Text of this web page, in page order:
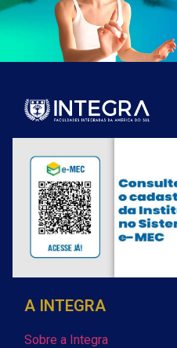
A INTEGRA
Sobre a Integra